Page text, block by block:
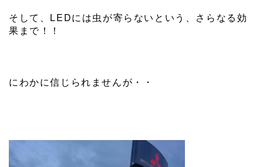
そして、LEDには虫が寄らないという、さらなる効
果まで！！
にわかに信じられませんが・・